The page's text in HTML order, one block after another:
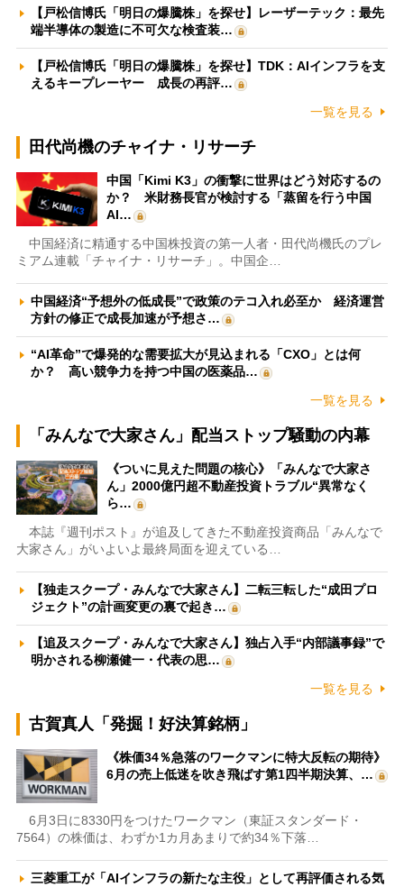
【戸松信博氏「明日の爆騰株」を探せ】レーザーテック：最先
端半導体の製造に不可欠な検査装…
【戸松信博氏「明日の爆騰株」を探せ】TDK：AIインフラを支
えるキープレーヤー 成長の再評…
一覧を見る
田代尚機のチャイナ・リサーチ
中国「Kimi K3」の衝撃に世界はどう対応するの
か？ 米財務長官が検討する「蒸留を行う中国
AI…
中国経済に精通する中国株投資の第一人者・田代尚機氏のプレ
ミアム連載「チャイナ・リサーチ」。中国企…
中国経済“予想外の低成長”で政策のテコ入れ必至か 経済運営
方針の修正で成長加速が予想さ…
“AI革命”で爆発的な需要拡大が見込まれる「CXO」とは何
か？ 高い競争力を持つ中国の医薬品…
一覧を見る
「みんなで大家さん」配当ストップ騒動の内幕
《ついに見えた問題の核心》「みんなで大家さ
ん」2000億円超不動産投資トラブル“異常なく
ら…
本誌『週刊ポスト』が追及してきた不動産投資商品「みんなで
大家さん」がいよいよ最終局面を迎えている…
【独走スクープ・みんなで大家さん】二転三転した“成田プロ
ジェクト”の計画変更の裏で起き…
【追及スクープ・みんなで大家さん】独占入手“内部議事録”で
明かされる柳瀬健一・代表の思…
一覧を見る
古賀真人「発掘！好決算銘柄」
《株価34％急落のワークマンに特大反転の期待》
6月の売上低迷を吹き飛ばす第1四半期決算、…
6月3日に8330円をつけたワークマン（東証スタンダード・
7564）の株価は、わずか1カ月あまりで約34％下落…
三菱重工が「AIインフラの新たな主役」として再評価される気